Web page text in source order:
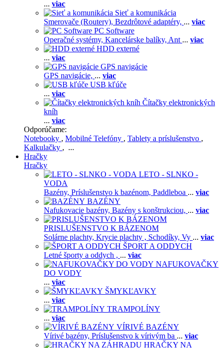
... viac
Sieť a komunikácia
Smerovače (Routery), Bezdrôtové adaptéry, ... viac
PC Software
Operačné systémy, Kancelárske balíky, Ant ... viac
HDD externé
... viac
GPS navigácie
GPS navigácie, ... viac
USB kľúče
... viac
Čítačky elektronických
kníh
... viac
Odporúčame:
Notebooky , Mobilné Telefóny , Tablety a príslušenstvo ,
Kalkulačky , ...
Hračky
Hračky
LETO - SLNKO -
VODA
Bazény, Príslušenstvo k bazénom, Paddleboa ... viac
BAZÉNY
Nafukovacie bazény, Bazény s konštrukciou, ... viac
PRISLUŠENSTVO K BÁZENOM
Solárne plachty, Krycie plachty , Schodíky, Vy ... viac
ŠPORT A ODDYCH
Letné športy a oddych , ... viac
NAFUKOVAČKY
DO VODY
... viac
ŠMYKĽAVKY
... viac
TRAMPOLÍNY
... viac
VÍRIVÉ BAZÉNY
Vírivé bazény, Príslušenstvo k vírivým ba ... viac
HRAČKY NA